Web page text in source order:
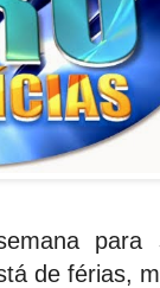
para
de férias,